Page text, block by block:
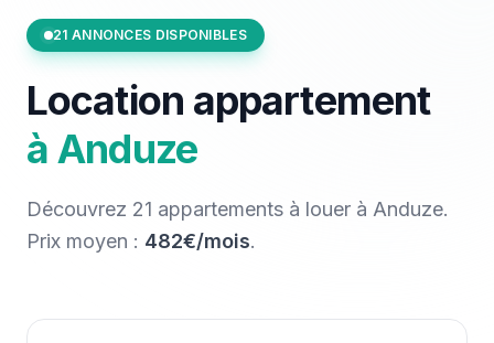
21 ANNONCES DISPONIBLES
Location appartement
àAnduze
Découvrez 21 appartements à louer à Anduze.
Prix moyen : 482€/mois.